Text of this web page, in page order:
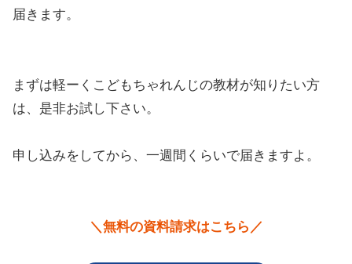
届きます。
まずは軽ーくこどもちゃれんじの教材が知りたい方
は、是非お試し下さい。
申し込みをしてから、一週間くらいで届きますよ。
＼無料の資料請求はこちら／